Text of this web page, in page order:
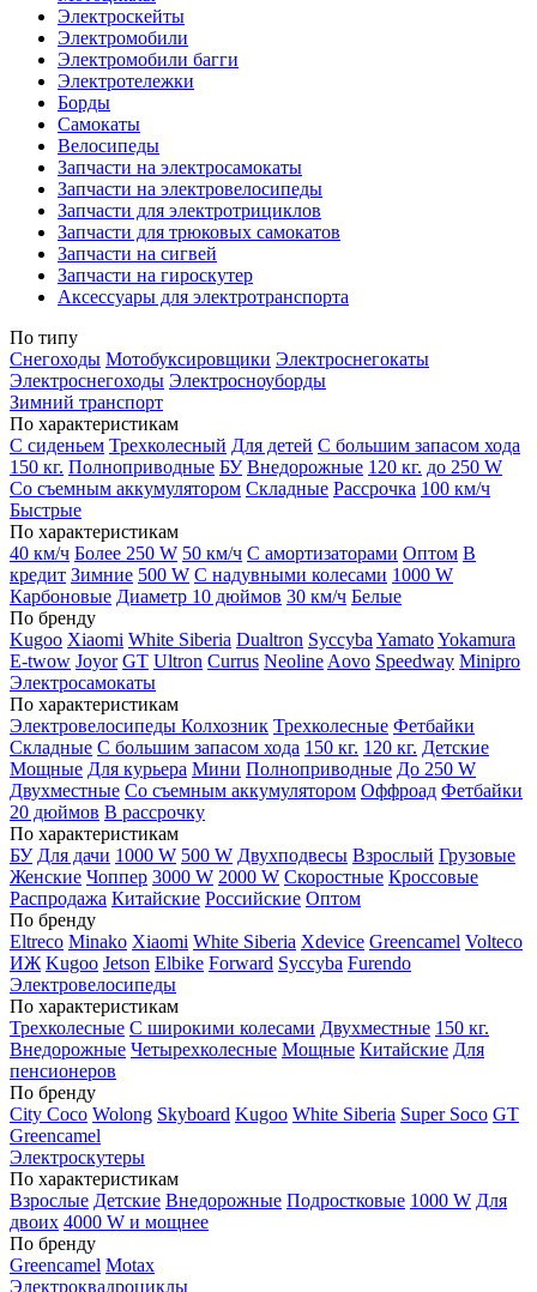
Электроскейты
Электромобили
Электромобили багги
Электротележки
Борды
Самокаты
Велосипеды
Запчасти на электросамокаты
Запчасти на электровелосипеды
Запчасти для электротрициклов
Запчасти для трюковых самокатов
Запчасти на сигвей
Запчасти на гироскутер
Аксессуары для электротранспорта
По типу
Снегоходы Мотобуксировщики Электроснегокаты
Электроснегоходы Электросноуборды
Зимний транспорт
По характеристикам
С сиденьем Трехколесный Для детей С большим запасом хода
150 кг. Полноприводные БУ Внедорожные 120 кг. до 250 W
Со съемным аккумулятором Складные Рассрочка 100 км/ч
Быстрые
По характеристикам
40 км/ч Более 250 W 50 км/ч С амортизаторами Оптом В
кредит Зимние 500 W С надувными колесами 1000 W
Карбоновые Диаметр 10 дюймов 30 км/ч Белые
По бренду
Kugoo Xiaomi White Siberia Dualtron Syccyba YamatoYokamura
E-twow Joyor GT Ultron Currus Neoline Aovo Speedway Minipro
Электросамокаты
По характеристикам
Электровелосипеды Колхозник Трехколесные Фетбайки
Складные С большим запасом хода 150 кг. 120 кг. Детские
Мощные Для курьера Мини Полноприводные До 250 W
Двухместные Со съемным аккумулятором Оффроад Фетбайки
20 дюймов В рассрочку
По характеристикам
БУ Для дачи 1000 W 500 W Двухподвесы Взрослый Грузовые
Женские Чоппер 3000 W 2000 W Скоростные Кроссовые
Распродажа Китайские Российские Оптом
По бренду
Eltreco Minako Xiaomi White Siberia Xdevice Greencamel Volteco
ИЖ Kugoo Jetson Elbike Forward Syccyba Furendo
Электровелосипеды
По характеристикам
Трехколесные С широкими колесами Двухместные 150 кг.
Внедорожные Четырехколесные Мощные Китайские Для
пенсионеров
По бренду
City Coco Wolong Skyboard Kugoo White Siberia Super Soco GT
Greencamel
Электроскутеры
По характеристикам
Взрослые Детские Внедорожные Подростковые 1000 W Для
двоих 4000 W и мощнее
По бренду
Greencamel Motax
Электроквадроциклы